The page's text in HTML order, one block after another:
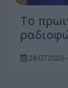
To
28.07.2026